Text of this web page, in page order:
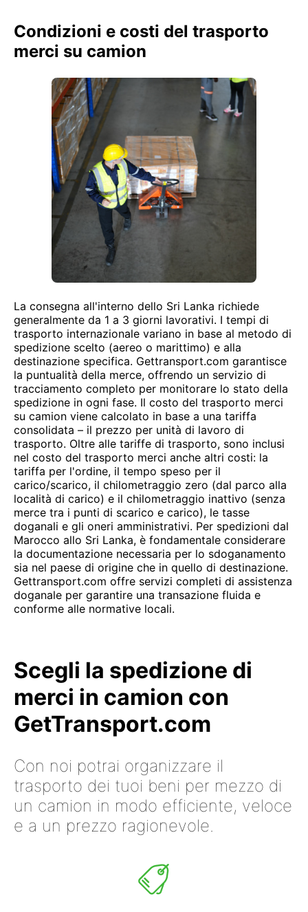
Condizioni e costi del trasporto
merci su camion
La consegna all'interno dello Sri Lanka richiede
generalmente da 1 a 3 giorni lavorativi. I tempi di
trasporto internazionale variano in base al metodo di
spedizione scelto (aereo o marittimo) e alla
destinazione specifica. Gettransport.com garantisce
la puntualità della merce, offrendo un servizio di
tracciamento completo per monitorare lo stato della
spedizione in ogni fase. Il costo del trasporto merci
su camion viene calcolato in base a una tariffa
consolidata – il prezzo per unità di lavoro di
trasporto. Oltre alle tariffe di trasporto, sono inclusi
nel costo del trasporto merci anche altri costi: la
tariffa per l'ordine, il tempo speso per il
carico/scarico, il chilometraggio zero (dal parco alla
località di carico) e il chilometraggio inattivo (senza
merce tra i punti di scarico e carico), le tasse
doganali e gli oneri amministrativi. Per spedizioni dal
Marocco allo Sri Lanka, è fondamentale considerare
la documentazione necessaria per lo sdoganamento
sia nel paese di origine che in quello di destinazione.
Gettransport.com offre servizi completi di assistenza
doganale per garantire una transazione fluida e
conforme alle normative locali.
Scegli la spedizione di
merci in camion con
GetTransport.com
Con noi potrai organizzare il
trasporto dei tuoi beni per mezzo di
un camion in modo efficiente, veloce
e a un prezzo ragionevole.